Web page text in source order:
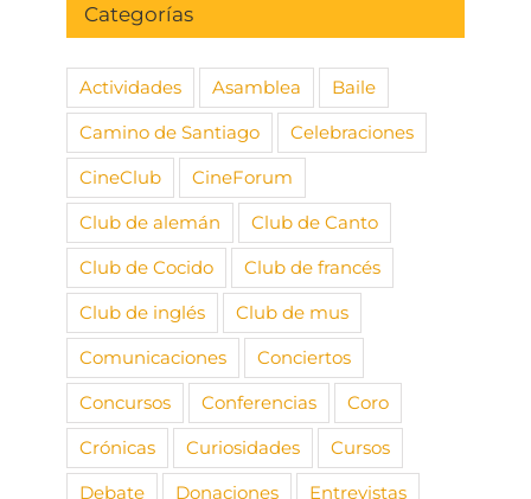
Categorías
Actividades Asamblea
Baile
Camino de Santiago
Celebraciones
CineClub
CineForum
Club de alemán
Club de Canto
Club de Cocido
Club de francés
Club de inglés
Club de mus
Comunicaciones
Conciertos
Concursos
Conferencias
Coro
Crónicas
Curiosidades
Cursos
Debate
Donaciones
Entrevistas